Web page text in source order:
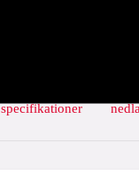
specifikationer